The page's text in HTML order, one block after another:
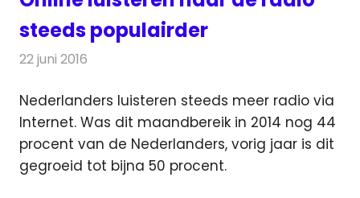
steeds populairder
22 juni 2016
Nederlanders luisteren steeds meer radio via
Internet. Was dit maandbereik in 2014 nog 44
procent van de Nederlanders, vorig jaar is dit
gegroeid tot bijna 50 procent.